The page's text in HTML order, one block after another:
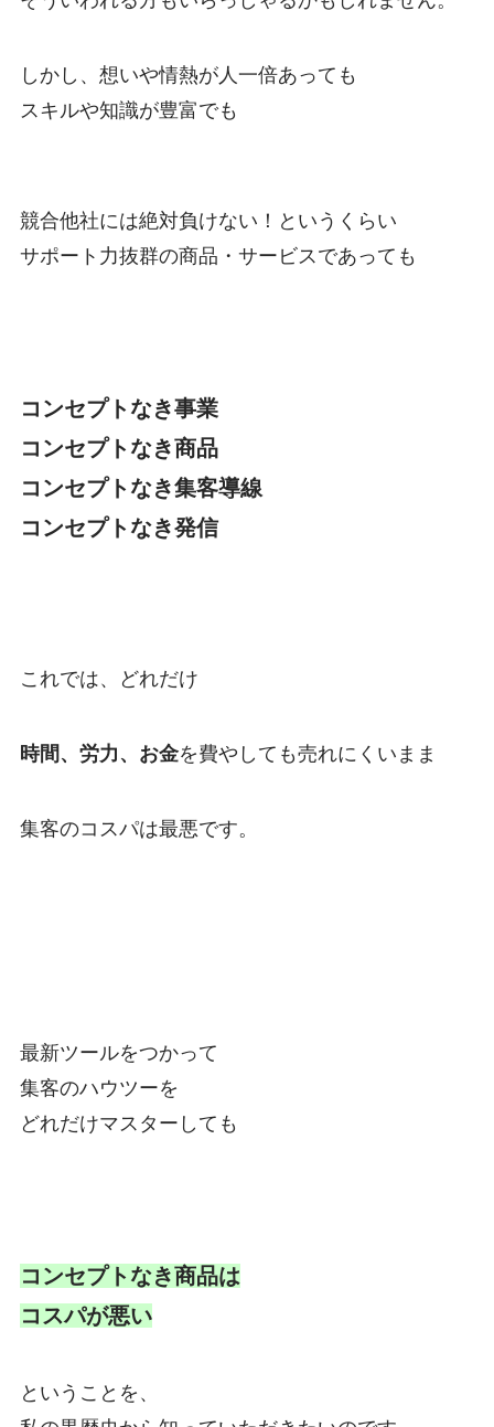
しかし、想いや情熱が人一倍あっても
スキルや知識が豊富でも
競合他社には絶対負けない！というくらい
サポート力抜群の商品・サービス であっても
コンセプトなき事業
コンセプトなき商品
コンセプトなき集客導線
コンセプトなき発信
これでは、どれだけ
時間、労力、お金を費やしても売れにくいまま
集客のコスパは最悪です。
最新ツールをつかって
集客のハウツーを
どれだけマスターしても
コンセプトなき商品は
コスパが悪い
ということを、